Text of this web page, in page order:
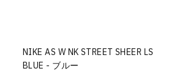
NIKE AS W NK STREET SHEER LS
BLUE - ブルー